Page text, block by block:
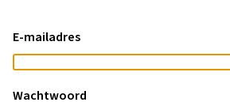
E-mailadres
Wachtwoord